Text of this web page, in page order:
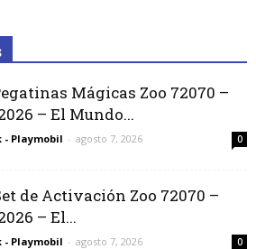
Mágicas Zoo 72070 –
– El Mundo...
- Playmobil - agosto 7, 2026 0
de Activación Zoo 72070 –
– El...
- Playmobil - agosto 7, 2026 0